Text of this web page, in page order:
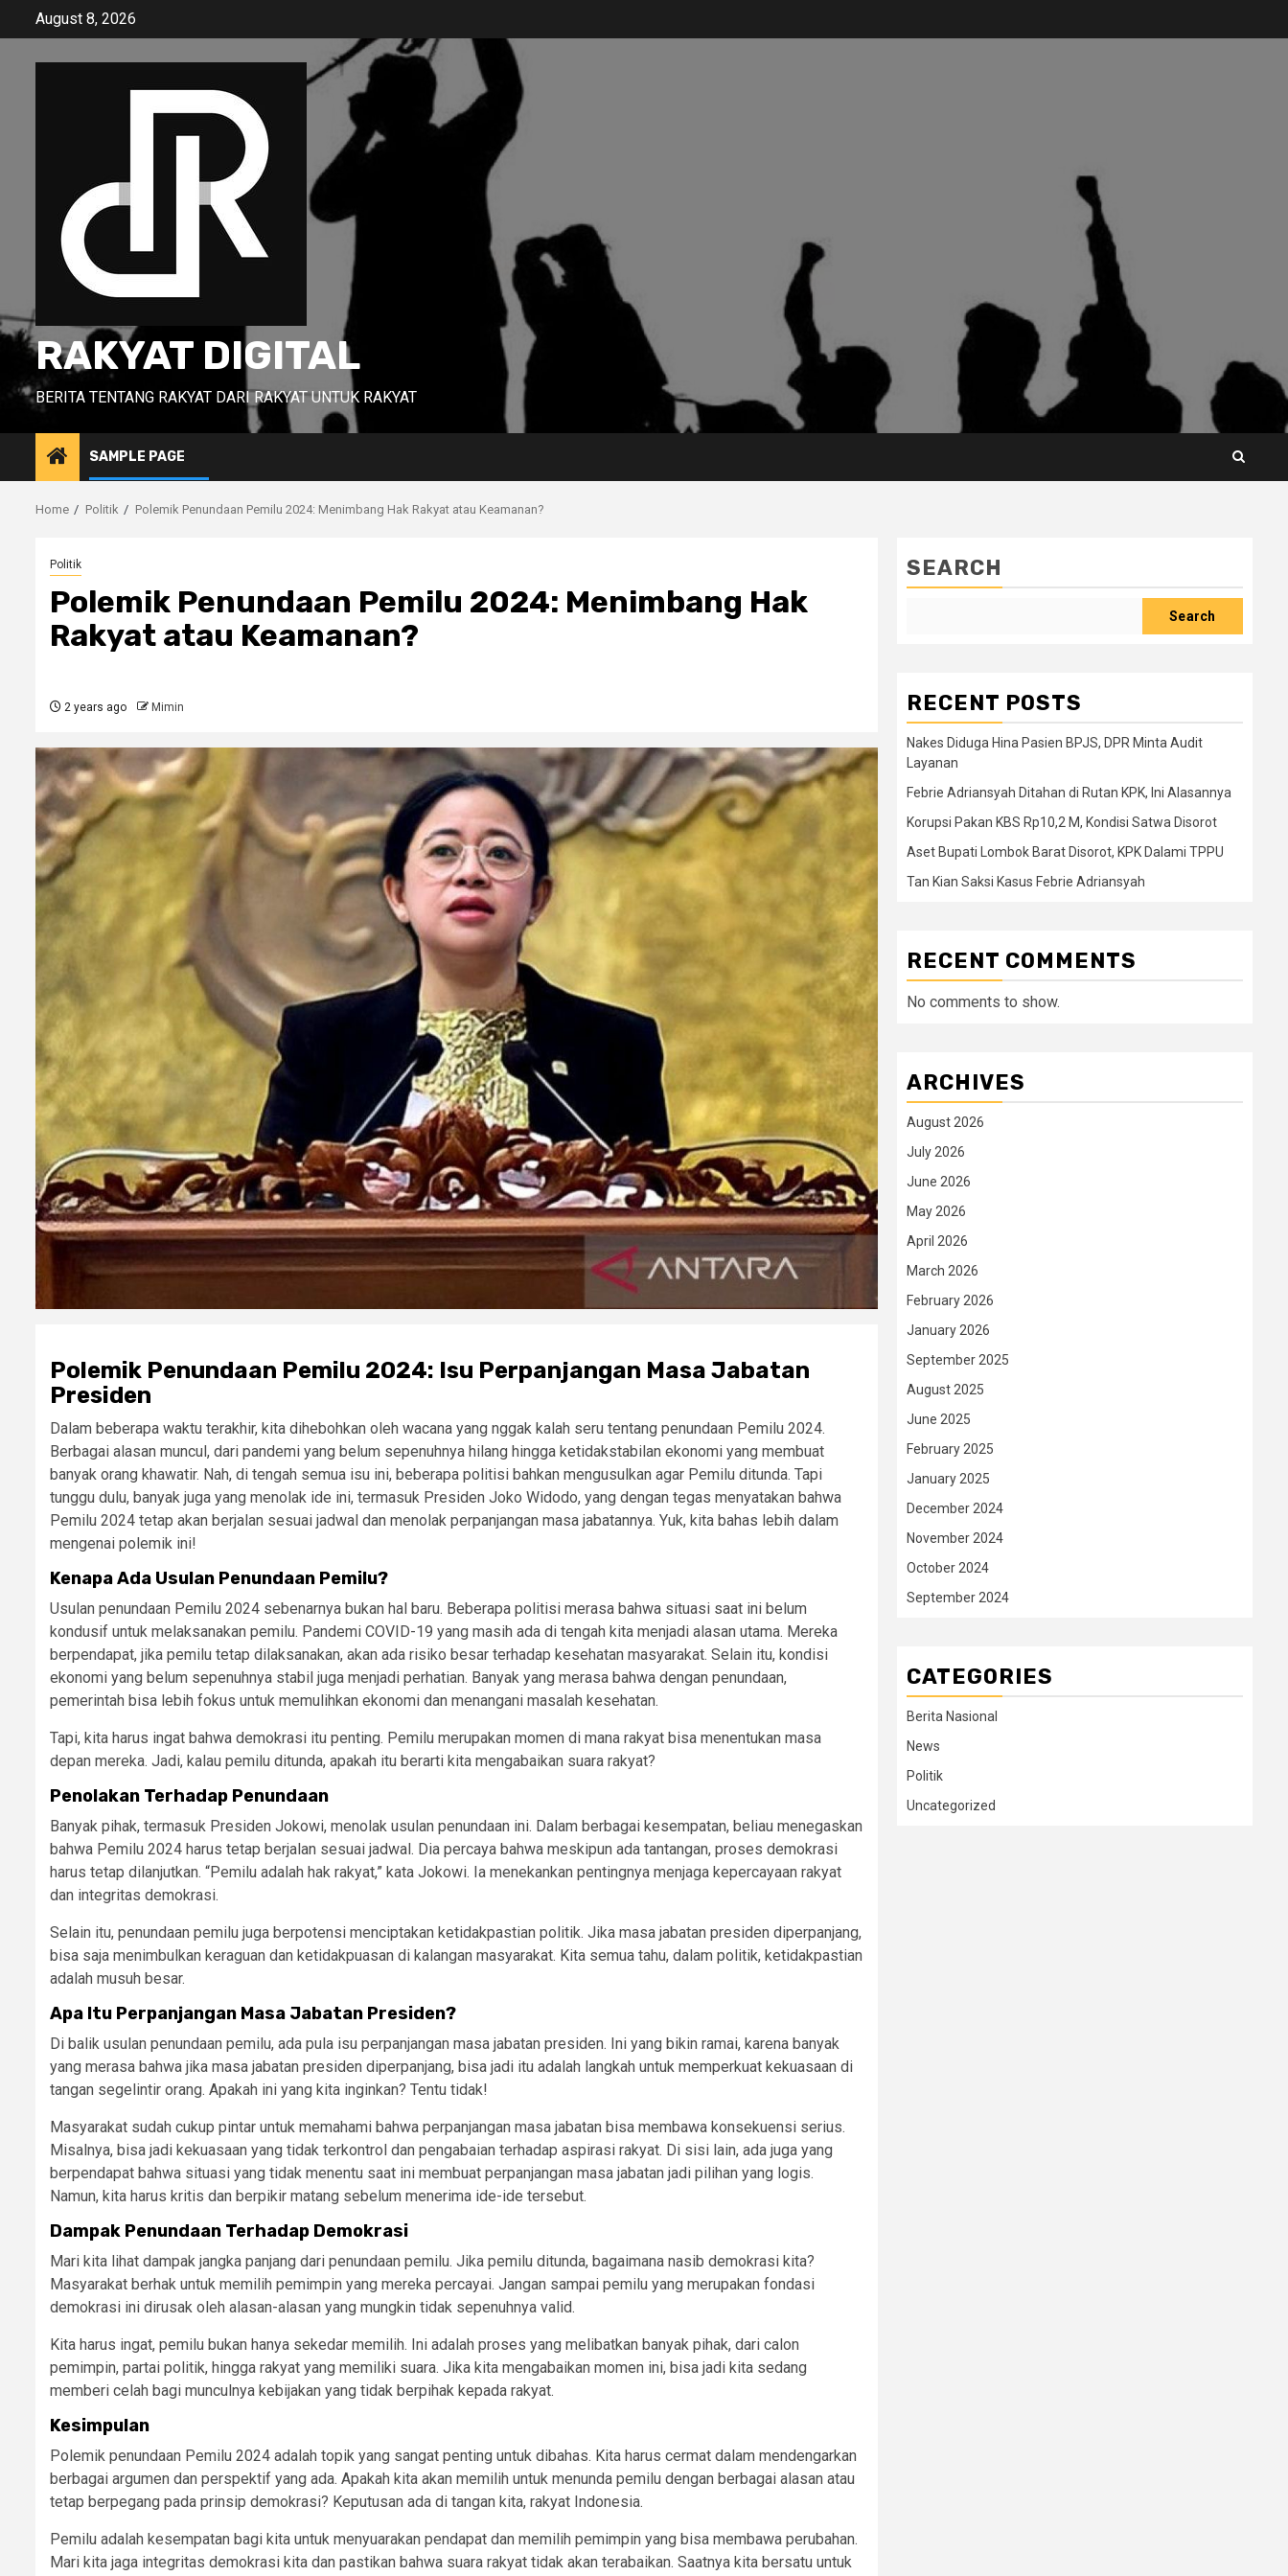
August 8, 2026
RAKYAT DIGITAL
BERITA TENTANG RAKYAT DARI RAKYAT UNTUK RAKYAT
SAMPLE PAGE
Home Politik Polemik Penundaan Pemilu 2024: Menimbang Hak Rakyat atau Keamanan?
Politik
Polemik Penundaan Pemilu 2024: Menimbang Hak
Rakyat atau Keamanan?
2 years ago Mimin
Polemik Penundaan Pemilu 2024: Isu Perpanjangan Masa Jabatan
Presiden
Dalam beberapa waktu terakhir, kita dihebohkan oleh wacana yang nggak kalah seru tentang penundaan Pemilu 2024.
Berbagai alasan muncul, dari pandemi yang belum sepenuhnya hilang hingga ketidakstabilan ekonomi yang membuat
banyak orang khawatir. Nah, di tengah semua isu ini, beberapa politisi bahkan mengusulkan agar Pemilu ditunda. Tapi
tunggu dulu, banyak juga yang menolak ide ini, termasuk Presiden Joko Widodo, yang dengan tegas menyatakan bahwa
Pemilu 2024 tetap akan berjalan sesuai jadwal dan menolak perpanjangan masa jabatannya. Yuk, kita bahas lebih dalam
mengenai polemik ini!
Kenapa Ada Usulan Penundaan Pemilu?
Usulan penundaan Pemilu 2024 sebenarnya bukan hal baru. Beberapa politisi merasa bahwa situasi saat ini belum
kondusif untuk melaksanakan pemilu. Pandemi COVID-19 yang masih ada di tengah kita menjadi alasan utama. Mereka
berpendapat, jika pemilu tetap dilaksanakan, akan ada risiko besar terhadap kesehatan masyarakat. Selain itu, kondisi
ekonomi yang belum sepenuhnya stabil juga menjadi perhatian. Banyak yang merasa bahwa dengan penundaan,
pemerintah bisa lebih fokus untuk memulihkan ekonomi dan menangani masalah kesehatan.
Tapi, kita harus ingat bahwa demokrasi itu penting. Pemilu merupakan momen di mana rakyat bisa menentukan masa
depan mereka. Jadi, kalau pemilu ditunda, apakah itu berarti kita mengabaikan suara rakyat?
Penolakan Terhadap Penundaan
Banyak pihak, termasuk Presiden Jokowi, menolak usulan penundaan ini. Dalam berbagai kesempatan, beliau menegaskan
bahwa Pemilu 2024 harus tetap berjalan sesuai jadwal. Dia percaya bahwa meskipun ada tantangan, proses demokrasi
harus tetap dilanjutkan. “Pemilu adalah hak rakyat,” kata Jokowi. Ia menekankan pentingnya menjaga kepercayaan rakyat
dan integritas demokrasi.
Selain itu, penundaan pemilu juga berpotensi menciptakan ketidakpastian politik. Jika masa jabatan presiden diperpanjang,
bisa saja menimbulkan keraguan dan ketidakpuasan di kalangan masyarakat. Kita semua tahu, dalam politik, ketidakpastian
adalah musuh besar.
Apa Itu Perpanjangan Masa Jabatan Presiden?
Di balik usulan penundaan pemilu, ada pula isu perpanjangan masa jabatan presiden. Ini yang bikin ramai, karena banyak
yang merasa bahwa jika masa jabatan presiden diperpanjang, bisa jadi itu adalah langkah untuk memperkuat kekuasaan di
tangan segelintir orang. Apakah ini yang kita inginkan? Tentu tidak!
Masyarakat sudah cukup pintar untuk memahami bahwa perpanjangan masa jabatan bisa membawa konsekuensi serius.
Misalnya, bisa jadi kekuasaan yang tidak terkontrol dan pengabaian terhadap aspirasi rakyat. Di sisi lain, ada juga yang
berpendapat bahwa situasi yang tidak menentu saat ini membuat perpanjangan masa jabatan jadi pilihan yang logis.
Namun, kita harus kritis dan berpikir matang sebelum menerima ide-ide tersebut.
Dampak Penundaan Terhadap Demokrasi
Mari kita lihat dampak jangka panjang dari penundaan pemilu. Jika pemilu ditunda, bagaimana nasib demokrasi kita?
Masyarakat berhak untuk memilih pemimpin yang mereka percayai. Jangan sampai pemilu yang merupakan fondasi
demokrasi ini dirusak oleh alasan-alasan yang mungkin tidak sepenuhnya valid.
Kita harus ingat, pemilu bukan hanya sekedar memilih. Ini adalah proses yang melibatkan banyak pihak, dari calon
pemimpin, partai politik, hingga rakyat yang memiliki suara. Jika kita mengabaikan momen ini, bisa jadi kita sedang
memberi celah bagi munculnya kebijakan yang tidak berpihak kepada rakyat.
Kesimpulan
Polemik penundaan Pemilu 2024 adalah topik yang sangat penting untuk dibahas. Kita harus cermat dalam mendengarkan
berbagai argumen dan perspektif yang ada. Apakah kita akan memilih untuk menunda pemilu dengan berbagai alasan atau
tetap berpegang pada prinsip demokrasi? Keputusan ada di tangan kita, rakyat Indonesia.
Pemilu adalah kesempatan bagi kita untuk menyuarakan pendapat dan memilih pemimpin yang bisa membawa perubahan.
Mari kita jaga integritas demokrasi kita dan pastikan bahwa suara rakyat tidak akan terabaikan. Saatnya kita bersatu untuk
SEARCH
Search
RECENT POSTS
Nakes Diduga Hina Pasien BPJS, DPR Minta Audit
Layanan
Febrie Adriansyah Ditahan di Rutan KPK, Ini Alasannya
Korupsi Pakan KBS Rp10,2 M, Kondisi Satwa Disorot
Aset Bupati Lombok Barat Disorot, KPK Dalami TPPU
Tan Kian Saksi Kasus Febrie Adriansyah
RECENT COMMENTS
No comments to show.
ARCHIVES
August 2026
July 2026
June 2026
May 2026
April 2026
March 2026
February 2026
January 2026
September 2025
August 2025
June 2025
February 2025
January 2025
December 2024
November 2024
October 2024
September 2024
CATEGORIES
Berita Nasional
News
Politik
Uncategorized